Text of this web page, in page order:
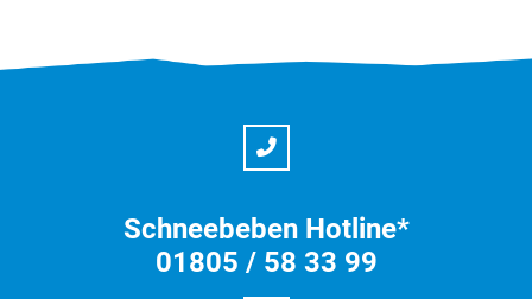
Schneebeben Hotline*
01805 / 58 33 99